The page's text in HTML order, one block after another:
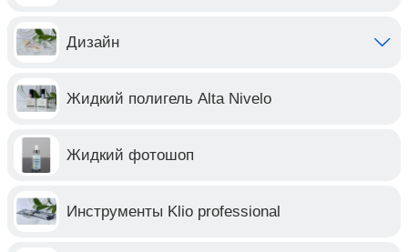
Дизайн
Жидкий полигель Alta Nivelo
Жидкий фотошоп
Инструменты Klio professional